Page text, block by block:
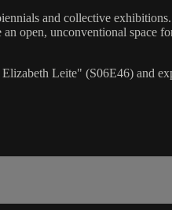
and collective
open, unconventional space
Leite" (S06E46) and